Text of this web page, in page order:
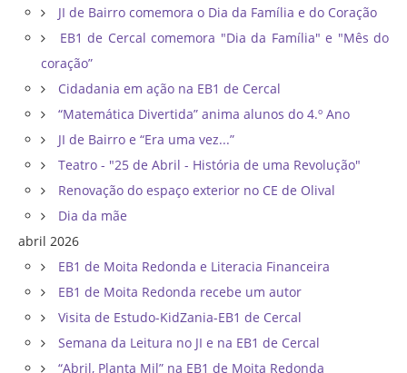
JI de Bairro comemora o Dia da Família e do Coração
EB1 de Cercal comemora "Dia da Família" e "Mês do
coração”
Cidadania em ação na EB1 de Cercal
“Matemática Divertida” anima alunos do 4.º Ano
JI de Bairro e “Era uma vez...”
Teatro - "25 de Abril - História de uma Revolução"
Renovação do espaço exterior no CE de Olival
Dia da mãe
abril 2026
EB1 de Moita Redonda e Literacia Financeira
EB1 de Moita Redonda recebe um autor
Visita de Estudo-KidZania-EB1 de Cercal
Semana da Leitura no JI e na EB1 de Cercal
“Abril, Planta Mil” na EB1 de Moita Redonda